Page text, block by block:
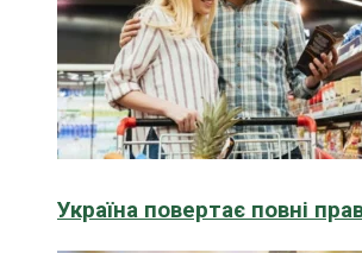
Україна повертає повні